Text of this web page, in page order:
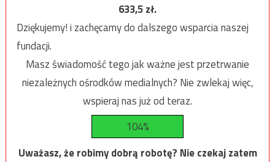
633,5zł.
Dziękujemy! i zachęcamy do dalszego wsparcia naszej
fundacji.
Masz świadomość tego jak ważne jest przetrwanie
niezależnych ośrodków medialnych? Nie zwlekaj więc,
wspieraj nas już od teraz.
104%
Uważasz, że robimy dobrą robotę? Nie czekaj zatem